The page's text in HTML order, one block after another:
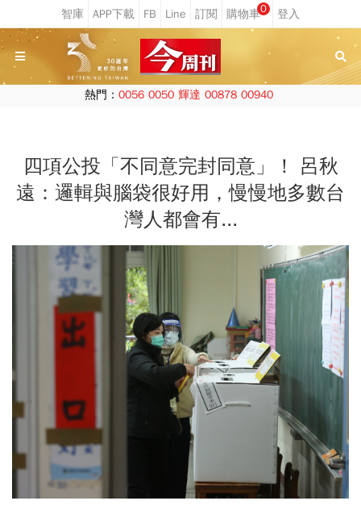
0
熱門： 0056 0050 輝達 00878 00940
四項公投「不同意完封同意」！ 呂秋
遠：邏輯與腦袋很好用，慢慢地多數台
灣人都會有...